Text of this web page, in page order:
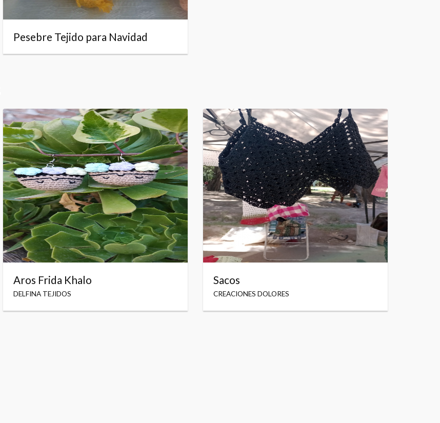
Pesebre Tejido para Navidad
Aros Frida Khalo
DELFINA TEJIDOS
Sacos
CREACIONES DOLORES